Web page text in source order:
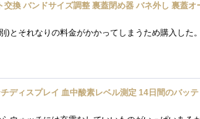
調整 裏蓋閉め器 バネ外し 裏蓋オープナー 腕時計修理工具 149点